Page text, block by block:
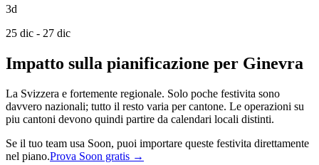
3d
25 dic - 27 dic
Impatto sulla pianificazione per Ginevra
La Svizzera e fortemente regionale. Solo poche festivita sono
davvero nazionali; tutto il resto varia per cantone. Le operazioni su
piu cantoni devono quindi partire da calendari locali distinti.
Se il tuo team usa Soon, puoi importare queste festivita direttamente
nel piano.Prova Soon gratis →